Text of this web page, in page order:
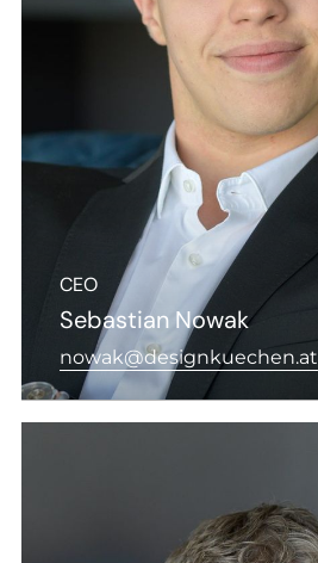
CEO
Sebastian Nowak
nowak@designkuechen.at